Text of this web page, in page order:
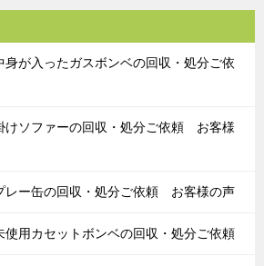
身が入ったガスボンベの回収・処分ご依
けソファーの回収・処分ご依頼 お客様
レー缶の回収・処分ご依頼 お客様の声
使用カセットボンベの回収・処分ご依頼